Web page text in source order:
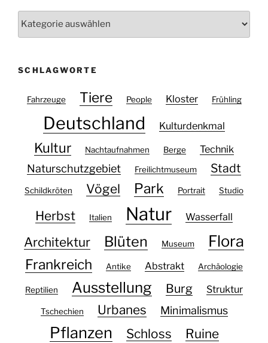
SCHLAGWORTE
Fahrzeuge Tiere People Kloster Frühling
Deutschland Kulturdenkmal
Kultur Nachtaufnahmen Berge Technik
Naturschutzgebiet Freilichtmuseum Stadt
Schildkröten Vögel Park Portrait Studio
Herbst Italien Natur Wasserfall
Architektur Blüten Museum Flora
Frankreich Antike Abstrakt Archäologie
Reptilien Ausstellung Burg Struktur
Tschechien Urbanes Minimalismus
Pflanzen Schloss Ruine